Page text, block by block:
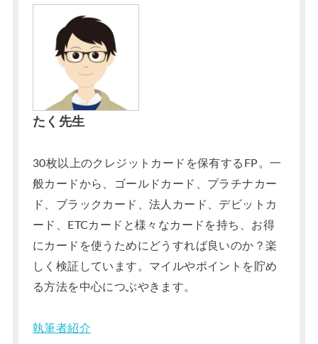
たく先生
30枚以上のクレジットカードを保有するFP。一
般カードから、ゴールドカード、プラチナカー
ド、ブラックカード、法人カード、デビットカ
ード、ETCカードと様々なカードを持ち、お得
にカードを使うためにどうすれば良いのか？楽
しく検証しています。マイルやポイントを貯め
る方法を中心につぶやきます。
執筆者紹介